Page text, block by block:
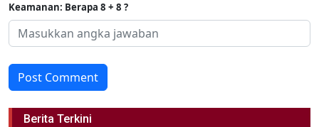
Keamanan: Berapa 8 + 8 ?
Post Comment
Berita Terkini